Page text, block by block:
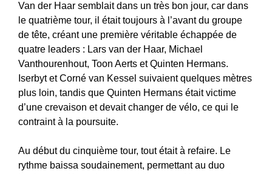
Van der Haar semblait dans un très bon jour, car dans
le quatrième tour, il était toujours à l’avant du groupe
de tête, créant une première véritable échappée de
quatre leaders : Lars van der Haar, Michael
Vanthourenhout, Toon Aerts et Quinten Hermans.
Iserbyt et Corné van Kessel suivaient quelques mètres
plus loin, tandis que Quinten Hermans était victime
d’une crevaison et devait changer de vélo, ce qui le
contraint à la poursuite.
Au début du cinquième tour, tout était à refaire. Le
rythme baissa soudainement, permettant au duo